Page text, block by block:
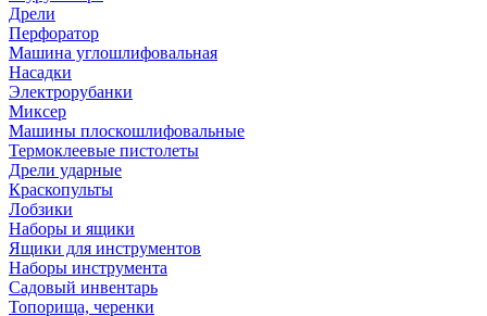
Дрели
Перфоратор
Машина углошлифовальная
Насадки
Электрорубанки
Миксер
Машины плоскошлифовальные
Термоклеевые пистолеты
Дрели ударные
Краскопульты
Лобзики
Наборы и ящики
Ящики для инструментов
Наборы инструмента
Садовый инвентарь
Топорища, черенки